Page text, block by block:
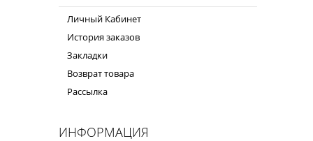
Личный Кабинет
История заказов
Закладки
Возврат товара
Рассылка
ИНФОРМАЦИЯ